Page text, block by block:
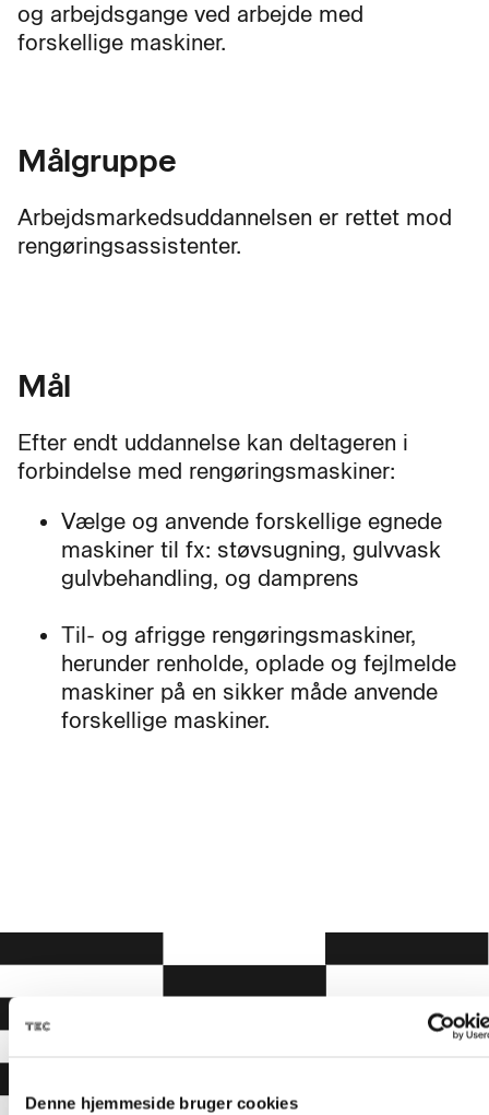
Denne hjemmeside bruger cookies
og arbejdsgange ved arbejde med
forskellige maskiner.
Målgruppe
Arbejdsmarkedsuddannelsen er rettet mod
rengøringsassistenter.
Mål
Efter endt uddannelse kan deltageren i
forbindelse med rengøringsmaskiner:
Vælge og anvende forskellige egnede
maskiner til fx: støvsugning, gulvvask
gulvbehandling, og damprens
Til- og afrigge rengøringsmaskiner,
herunder renholde, oplade og fejlmelde
maskiner på en sikker måde anvende
forskellige maskiner.